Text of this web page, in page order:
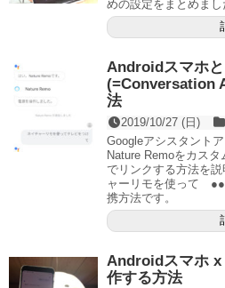
めの設定をまとめまし
Androidスマホ
(=Conversation
法
2019/10/27 (日)
Googleアシスタント
Nature Remoをカス
でリンクする方法を
ャーリモを使って
携方法です。
Androidスマホ x
作する方法